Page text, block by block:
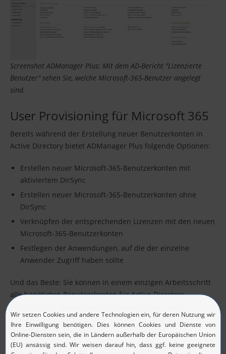
Screenshot ADManager Plus: Mit dem AD-Bericht "Lizenzierte
Benutzer" sehen Sie, welche Microsoft-365-Benutzer angelegt
sind.
User Provisioning für Microsoft 365
Bereits während der Erstellung neuer Benutzerkonten in
Active Directory bietet ADManager Plus folgende Optionen:
Erstellen neuer Microsoft-365-Benutzerkonten mit
aktiviertem DirSync
Erstellen neuer Microsoft-365-Benutzerkonten ohne
DirSync
Verknüpfen der entsprechenden Lizenzen mit den neuen
Microsoft-365-Benutzerkonten
Festlegen der Anwendungen, auf die der einzelne
Anwender Zugriff haben sollte
Und das Beste: Sie können in einem einzigen Arbeitsschritt
alle benötigten Benutzerkonten für Active Directory,
Lync/LCS/OCS erstellen lassen – gleichzeitig und in einem
durchgängigen Prozess.